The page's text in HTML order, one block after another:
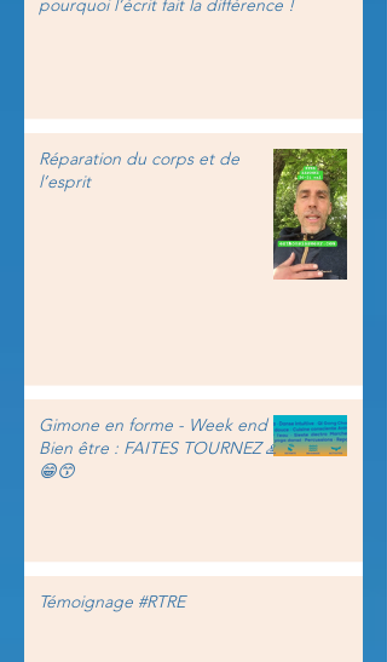
pourquoi l’écrit fait la différence !
Réparation du corps et de
l’esprit
Gimone en forme - Week end
Bien être : FAITES TOURNEZ 🙏
😁😙
Témoignage #RTRE